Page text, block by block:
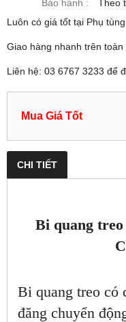
Bảo hành :
Theo
Luôn có giá tốt tại Phụ
Giao hàng nhanh trên toàn
Liên hệ: 03 6767 3233 để
Mua Giá Tốt
CHI TIẾT
Bi quang
Bi quang treo có
đăng chuyển